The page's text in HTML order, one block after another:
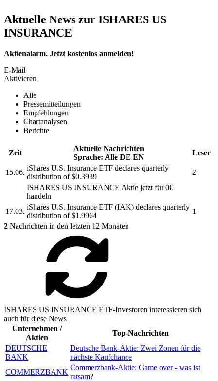
Aktuelle News zur ISHARES US
INSURANCE
Aktienalarm. Jetzt kostenlos anmelden!
E-Mail
Aktivieren
Alle
Pressemitteilungen
Empfehlungen
Chartanalysen
Berichte
Zeit
Aktuelle Nachrichten
Sprache: Alle DE EN
Leser
15.06.
iShares U.S. Insurance ETF declares quarterly
distribution of $0.3939
2
ISHARES US INSURANCE Aktie jetzt für 0€
handeln
17.03.
iShares U.S. Insurance ETF (IAK) declares quarterly
distribution of $1.9964
1
2 Nachrichten in den letzten 12 Monaten
ISHARES US INSURANCE ETF-Investoren interessieren sich
auch für diese News
Unternehmen /
Aktien
Top-Nachrichten
DEUTSCHE
BANK
Deutsche Bank-Aktie: Zwei Zonen für die
nächste Kaufchance
COMMERZBANK
Commerzbank-Aktie: Game over - was ist
ratsam?